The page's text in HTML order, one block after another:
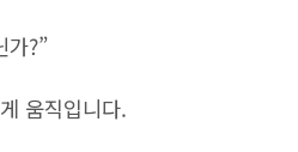
가?”
움직입니다.